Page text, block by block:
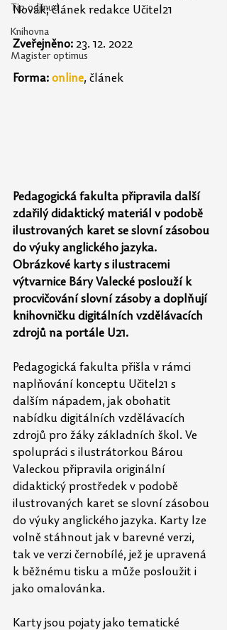
Tip odjinud
Knihovna
Magister optimus
Novák; článek redakce Učitel21
Zveřejněno: 23. 12. 2022
Forma: online, článek
Pedagogická fakulta připravila další
zdařilý didaktický materiál v podobě
ilustrovaných karet se slovní zásobou
do výuky anglického jazyka.
Obrázkové karty s ilustracemi
výtvarnice Báry Valecké poslouží k
procvičování slovní zásoby a doplňují
knihovničku digitálních vzdělávacích
zdrojů na portále U21.
Pedagogická fakulta přišla v rámci
naplňování konceptu Učitel21 s
dalším nápadem, jak obohatit
nabídku digitálních vzdělávacích
zdrojů pro žáky základních škol. Ve
spolupráci s ilustrátorkou Bárou
Valeckou připravila originální
didaktický prostředek v podobě
ilustrovaných karet se slovní zásobou
do výuky anglického jazyka. Karty lze
volně stáhnout jak v barevné verzi,
tak ve verzi černobílé, jež je upravená
k běžnému tisku a může posloužit i
jako omalovánka.
Karty jsou pojaty jako tematické